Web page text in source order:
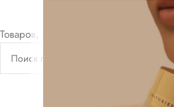
Товаров, соответствующих вашему